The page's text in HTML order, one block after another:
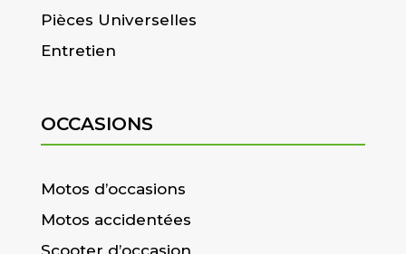
Pièces Universelles
Entretien
OCCASIONS
Motos d’occasions
Motos accidentées